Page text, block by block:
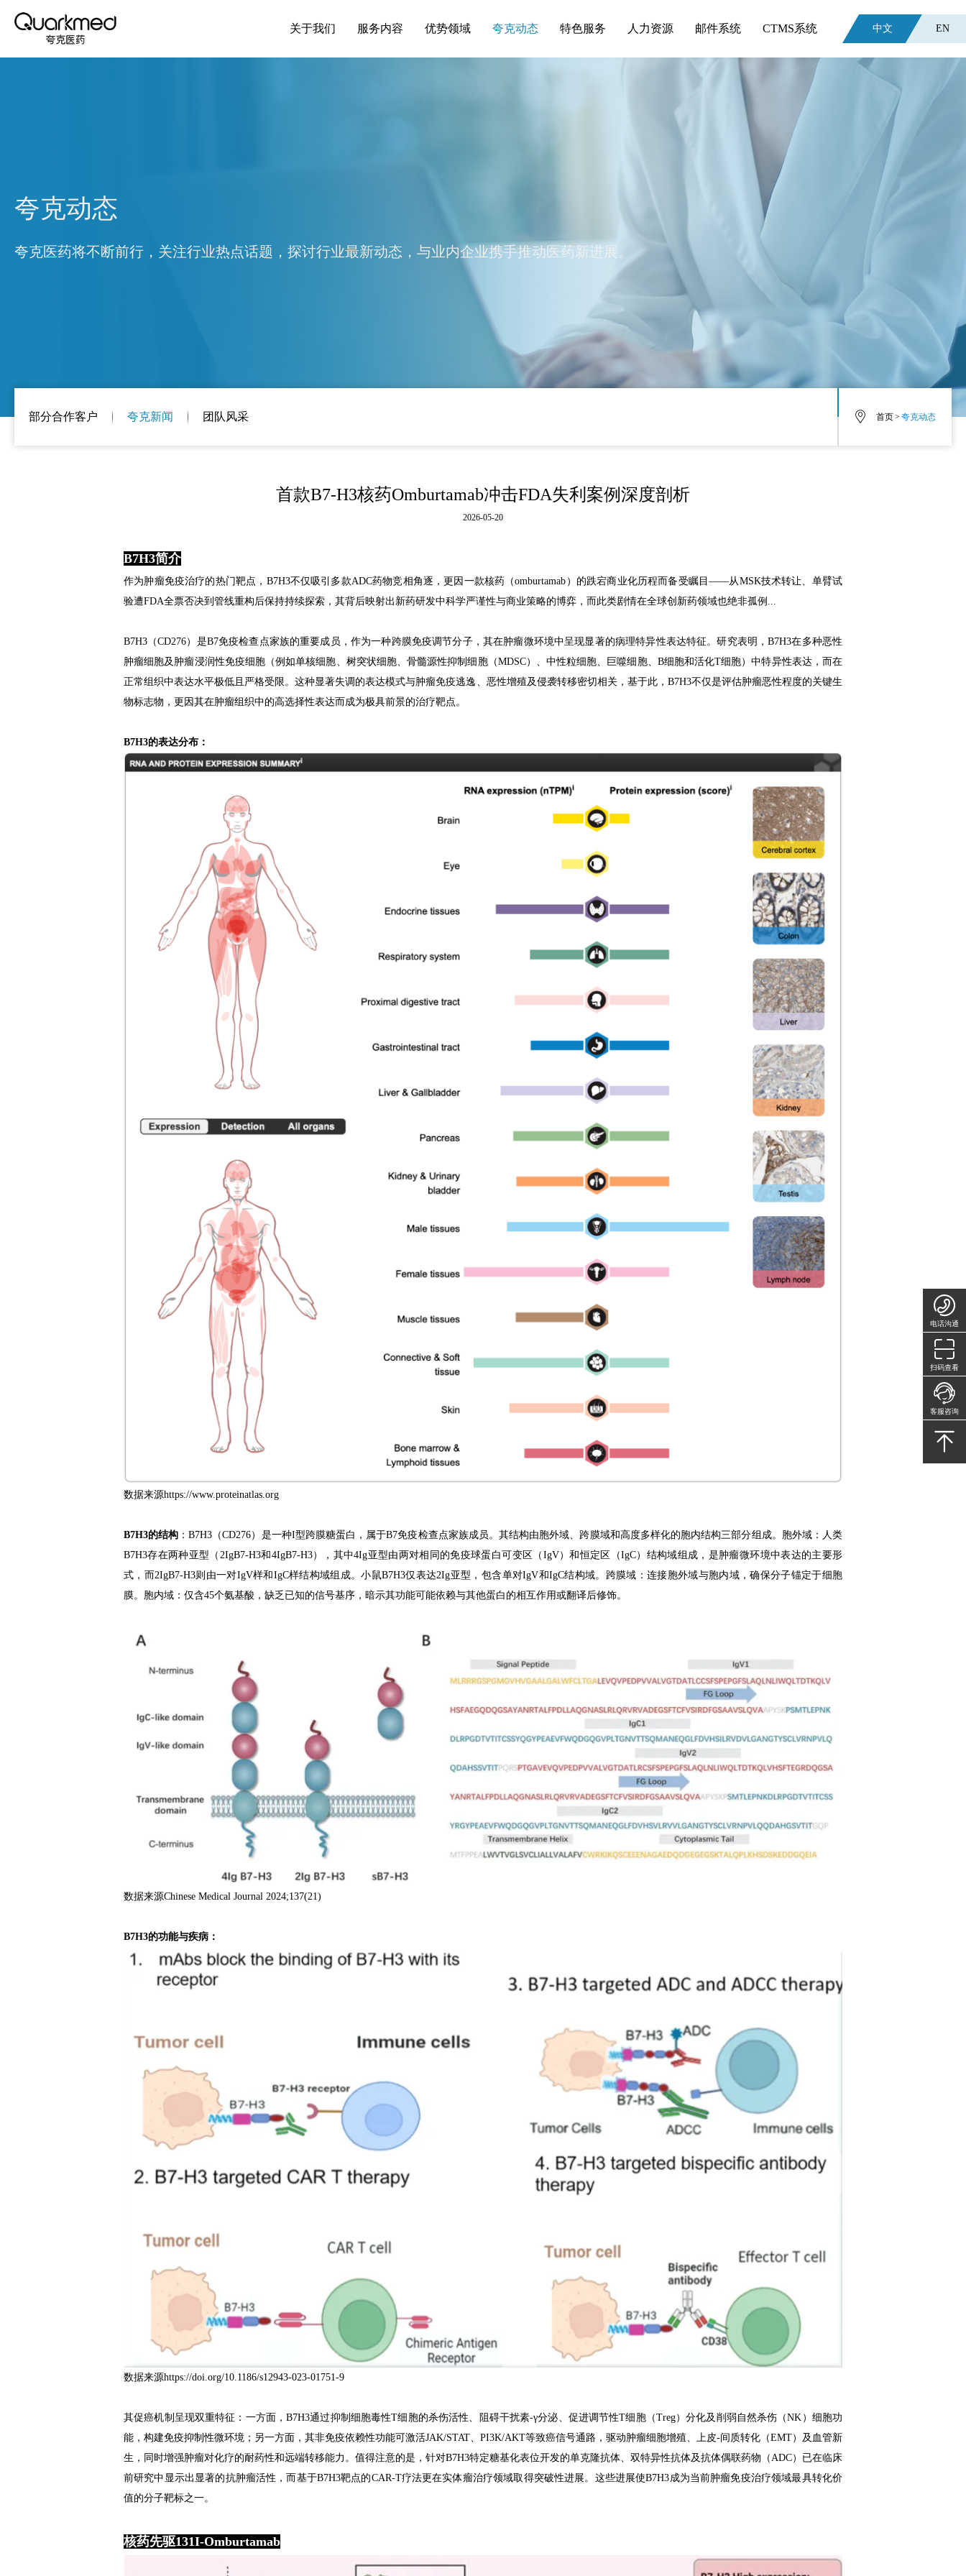
关于我们 服务内容 优势领域 夸克动态 特色服务 人力资源 邮件系统 CTMS系统 中文 EN
夸克动态
夸克医药将不断前行，关注行业热点话题，探讨行业最新动态，与业内企业携手推动医药新进展。
部分合作客户 夸克新闻 团队风采 首页> 夸克动态
首款B7-H3核药Omburtamab冲击FDA失利案例深度剖析
2026-05-20
B7H3简介
作为肿瘤免疫治疗的热门靶点，B7H3不仅吸引多款ADC药物竞相角逐，更因一款核药（omburtamab）的跌宕商业化历程而备受瞩目——从MSK技术转让、单臂试
验遭FDA全票否决到管线重构后保持持续探索，其背后映射出新药研发中科学严谨性与商业策略的博弈，而此类剧情在全球创新药领域也绝非孤例...
B7H3（CD276）是B7免疫检查点家族的重要成员，作为一种跨膜免疫调节分子，其在肿瘤微环境中呈现显著的病理特异性表达特征。研究表明，B7H3在多种恶性
肿瘤细胞及肿瘤浸润性免疫细胞（例如单核细胞、树突状细胞、骨髓源性抑制细胞（MDSC）、中性粒细胞、巨噬细胞、B细胞和活化T细胞）中特异性表达，而在
正常组织中表达水平极低且严格受限。这种显著失调的表达模式与肿瘤免疫逃逸、恶性增殖及侵袭转移密切相关，基于此，B7H3不仅是评估肿瘤恶性程度的关键生
物标志物，更因其在肿瘤组织中的高选择性表达而成为极具前景的治疗靶点。
B7H3的表达分布：
数据来源https://www.proteinatlas.org
B7H3的结构 ：B7H3（CD276）是一种I型跨膜糖蛋白，属于B7免疫检查点家族成员。其结构由胞外域、跨膜域和高度多样化的胞内结构三部分组成。胞外域：人类
B7H3存在两种亚型（2IgB7-H3和4IgB7-H3），其中4Ig亚型由两对相同的免疫球蛋白可变区（IgV）和恒定区（IgC）结构域组成，是肿瘤微环境中表达的主要形
式，而2IgB7-H3则由一对IgV样和IgC样结构域组成。小鼠B7H3仅表达2Ig亚型，包含单对IgV和IgC结构域。跨膜域：连接胞外域与胞内域，确保分子锚定于细胞
膜。胞内域：仅含45个氨基酸，缺乏已知的信号基序，暗示其功能可能依赖与其他蛋白的相互作用或翻译后修饰。
数据来源Chinese Medical Journal 2024;137(21)
B7H3的功能与疾病：
数据来源https://doi.org/10.1186/s12943-023-01751-9
其促癌机制呈现双重特征：一方面，B7H3通过抑制细胞毒性T细胞的杀伤活性、阻碍干扰素-γ分泌、促进调节性T细胞（Treg）分化及削弱自然杀伤（NK）细胞功
能，构建免疫抑制性微环境；另一方面，其非免疫依赖性功能可激活JAK/STAT、PI3K/AKT等致癌信号通路，驱动肿瘤细胞增殖、上皮-间质转化（EMT）及血管新
生，同时增强肿瘤对化疗的耐药性和远端转移能力。值得注意的是，针对B7H3特定糖基化表位开发的单克隆抗体、双特异性抗体及抗体偶联药物（ADC）已在临床
前研究中显示出显著的抗肿瘤活性，而基于B7H3靶点的CAR-T疗法更在实体瘤治疗领域取得突破性进展。这些进展使B7H3成为当前肿瘤免疫治疗领域最具转化价
值的分子靶标之一。
核药先驱131I-Omburtamab
电话沟通
扫码查看
客服咨询